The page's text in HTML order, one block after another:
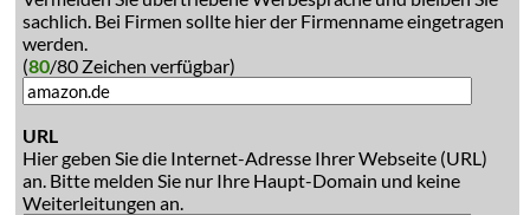
sachlich. Bei Firmen sollte hier der Firmenname eingetragen
werden.
(80/80 Zeichen verfügbar)
URL
Hier geben Sie die Internet-Adresse Ihrer Webseite (URL)
an. Bitte melden Sie nur Ihre Haupt-Domain und keine
Weiterleitungen an.